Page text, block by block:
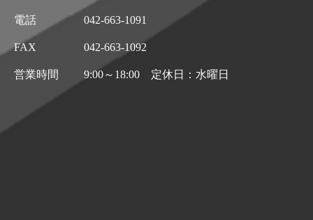
電話 042-663-1091
FAX 042-663-1092
営業時間 9:00～18:00 定休日：水曜日